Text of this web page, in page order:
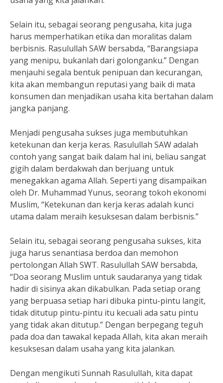
Selain itu, sebagai seorang pengusaha, kita juga
harus memperhatikan etika dan moralitas dalam
berbisnis. Rasulullah SAW bersabda, “Barangsiapa
yang menipu, bukanlah dari golonganku.” Dengan
menjauhi segala bentuk penipuan dan kecurangan,
kita akan membangun reputasi yang baik di mata
konsumen dan menjadikan usaha kita bertahan dalam
jangka panjang.
Menjadi pengusaha sukses juga membutuhkan
ketekunan dan kerja keras. Rasulullah SAW adalah
contoh yang sangat baik dalam hal ini, beliau sangat
gigih dalam berdakwah dan berjuang untuk
menegakkan agama Allah. Seperti yang disampaikan
oleh Dr. Muhammad Yunus, seorang tokoh ekonomi
Muslim, “Ketekunan dan kerja keras adalah kunci
utama dalam meraih kesuksesan dalam berbisnis.”
Selain itu, sebagai seorang pengusaha sukses, kita
juga harus senantiasa berdoa dan memohon
pertolongan Allah SWT. Rasulullah SAW bersabda,
“Doa seorang Muslim untuk saudaranya yang tidak
hadir di sisinya akan dikabulkan. Pada setiap orang
yang berpuasa setiap hari dibuka pintu-pintu langit,
tidak ditutup pintu-pintu itu kecuali ada satu pintu
yang tidak akan ditutup.” Dengan berpegang teguh
pada doa dan tawakal kepada Allah, kita akan meraih
kesuksesan dalam usaha yang kita jalankan.
Dengan mengikuti Sunnah Rasulullah, kita dapat